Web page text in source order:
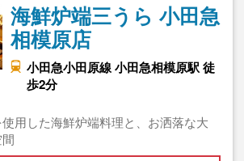
海鮮炉端三うら 小田急
相模原店
小田急小田原線 小田急相模原駅 徒
歩2分
用した海鮮炉端料理と、お洒落な大